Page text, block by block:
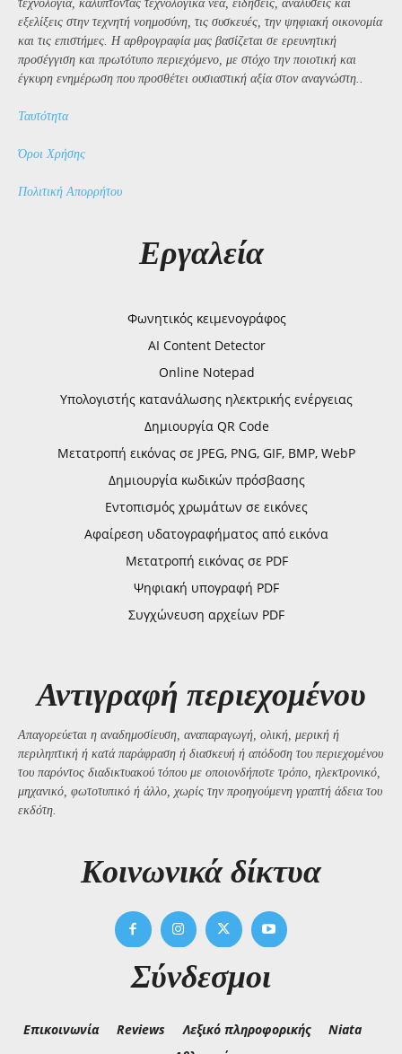
τεχνολογία, καλύπτοντας τεχνολογικά νέα, ειδήσεις, αναλύσεις και
εξελίξεις στην τεχνητή νοημοσύνη, τις συσκευές, την ψηφιακή οικονομία
και τις επιστήμες. Η αρθρογραφία μας βασίζεται σε ερευνητική
προσέγγιση και πρωτότυπο περιεχόμενο, με στόχο την ποιοτική και
έγκυρη ενημέρωση που προσθέτει ουσιαστική αξία στον αναγνώστη..
Ταυτότητα
Όροι Χρήσης
Πολιτική Απορρήτου
Εργαλεία
Φωνητικός κειμενογράφος
AI Content Detector
Online Notepad
Υπολογιστής κατανάλωσης ηλεκτρικής ενέργειας
Δημιουργία QR Code
Μετατροπή εικόνας σε JPEG, PNG, GIF, BMP, WebP
Δημιουργία κωδικών πρόσβασης
Εντοπισμός χρωμάτων σε εικόνες
Αφαίρεση υδατογραφήματος από εικόνα
Μετατροπή εικόνας σε PDF
Ψηφιακή υπογραφή PDF
Συγχώνευση αρχείων PDF
Αντιγραφή περιεχομένου
Απαγορεύεται η αναδημοσίευση, αναπαραγωγή, ολική, μερική ή
περιληπτική ή κατά παράφραση ή διασκευή ή απόδοση του περιεχομένου
του παρόντος διαδικτυακού τόπου με οποιονδήποτε τρόπο, ηλεκτρονικό,
μηχανικό, φωτοτυπικό ή άλλο, χωρίς την προηγούμενη γραπτή άδεια του
εκδότη.
Kοινωνικά δίκτυα
Σύνδεσμοι
Επικοινωνία Reviews Λεξικό πληροφορικής
Niata